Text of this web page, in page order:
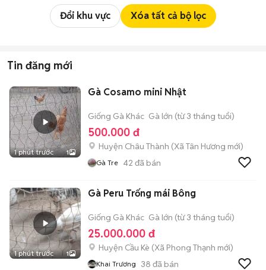
Đổi khu vực Xóa tất cả bộ lọc
Tin đăng mới
1 phút trước 1
Gà Cosamo mini Nhật
Giống Gà Khác Gà lớn (từ 3 tháng tuổi)
500.000 đ
Huyện Châu Thành (Xã Tân Hương mới)
Gà Tre 42 đã bán
1 phút trước 1
Gà Peru Trống mái Bông
Giống Gà Khác Gà lớn (từ 3 tháng tuổi)
25.000.000 đ
Huyện Cầu Kè (Xã Phong Thạnh mới)
Khai Trương 38 đã bán